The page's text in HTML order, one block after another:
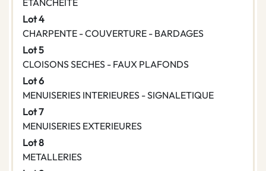
ETANCHEITE
Lot 4
CHARPENTE - COUVERTURE - BARDAGES
Lot 5
CLOISONS SECHES - FAUX PLAFONDS
Lot 6
MENUISERIES INTERIEURES - SIGNALETIQUE
Lot 7
MENUISERIES EXTERIEURES
Lot 8
METALLERIES